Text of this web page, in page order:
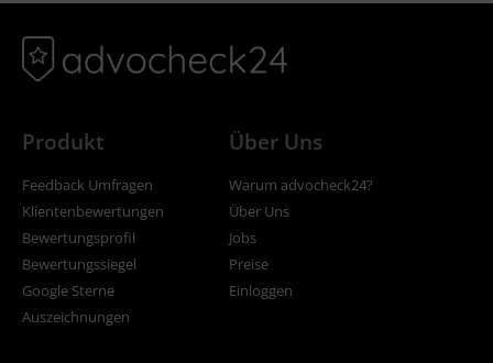
Produkt
Feedback Umfragen
Klientenbewertungen
Bewertungsprofil
Bewertungssiegel
Google Sterne
Auszeichnungen
Über Uns
Warum advocheck24?
Über Uns
Jobs
Preise
Einloggen